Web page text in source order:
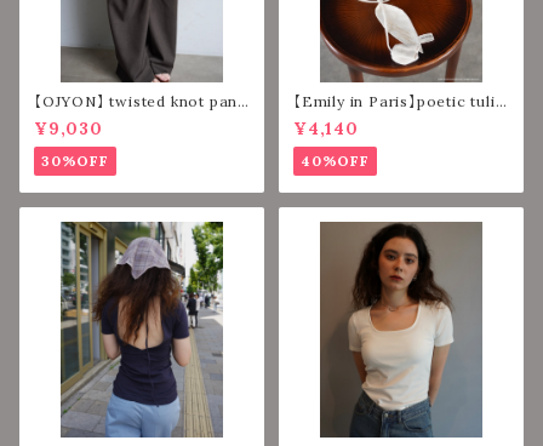
【OJYON】 twisted knot pant
s 【DARK BROWN】
¥9,030
30%OFF
【Emily in Paris】poetic tulip
strap 【IVORY】
¥4,140
40%OFF